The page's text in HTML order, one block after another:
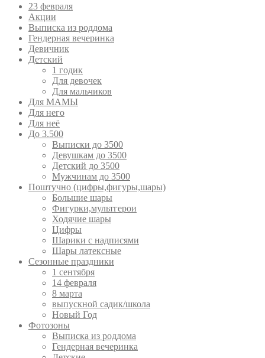
23 февраля
Акции
Выписка из роддома
Гендерная вечеринка
Девичник
Детский
1 годик
Для девочек
Для мальчиков
Для МАМЫ
Для него
Для неё
До 3.500
Выписки до 3500
Девушкам до 3500
Детский до 3500
Мужчинам до 3500
Поштучно (цифры,фигуры,шары)
Большие шары
Фигурки,мультгерои
Ходячие шары
Цифры
Шарики с надписями
Шары латексные
Сезонные праздники
1 сентября
14 февраля
8 марта
выпускной садик/школа
Новый Год
Фотозоны
Выписка из роддома
Гендерная вечеринка